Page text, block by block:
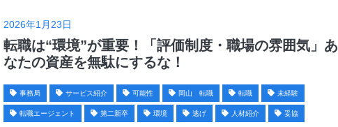
2026年1月23日
転職は“環境”が重要！「評価制度・職場の雰囲気」あ
なたの資産を無駄にするな！
事務局 サービス紹介 可能性 岡山 転職 転職 未経験
転職エージェント 第二新卒 環境 逃げ 人材紹介 妥協